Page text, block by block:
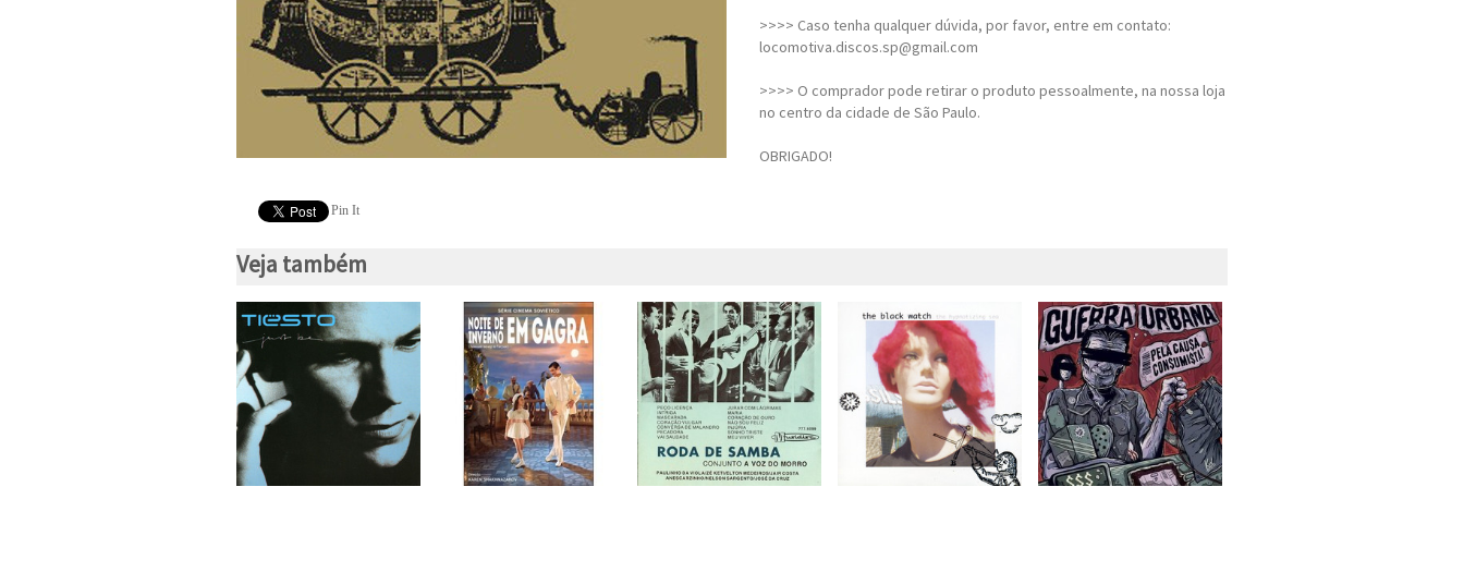
Pin It
>>>> Caso tenha qualquer dúvida, por favor, entre em contato:
locomotiva.discos.sp@gmail.com
>>>> O comprador pode retirar o produto pessoalmente, na nossa loja
no centro da cidade de São Paulo.
OBRIGADO!
Veja também